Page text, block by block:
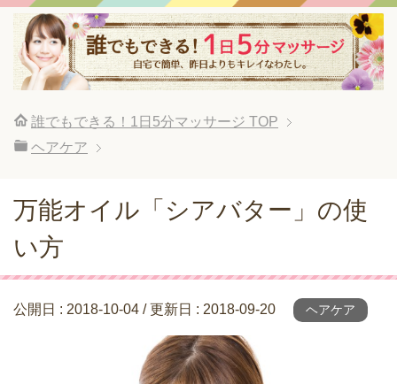
誰でもできる！1日5分マッサージ TOP
ヘアケア
万能オイル「シアバター」の使
い方
公開日 : 2018-10-04 / 更新日 : 2018-09-20 ヘアケア